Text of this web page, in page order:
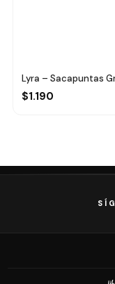
Lyra – Sacapuntas
$1.190